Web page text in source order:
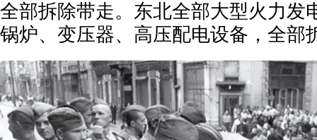
全部拆除带走。东北全部大型火力发
锅炉、变压器、高压配电设备，全部